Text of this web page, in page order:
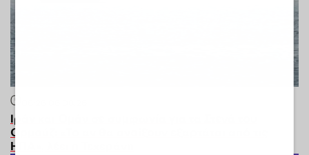
Ιράν και Ομάν σε συμφωνία για τα Στενά του
Ορμούζ: «Το αν θα ανοίξουν εξαρτάται από τις
ΗΠΑ», λέει η Τεχεράνη